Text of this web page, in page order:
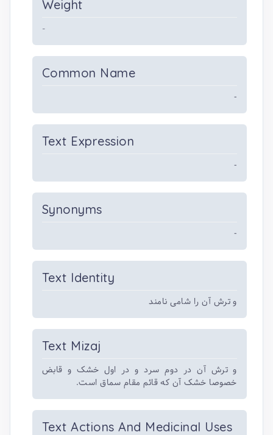
Weight
-
Common Name
-
Text Expression
-
Synonyms
-
Text Identity
و ترش آن را شامی نامند
Text Mizaj
و ترش آن در دوم سرد و در اول خشک و قابض
خصوصا خشک آن که قائم مقام سماق است.
Text Actions And Medicinal Uses